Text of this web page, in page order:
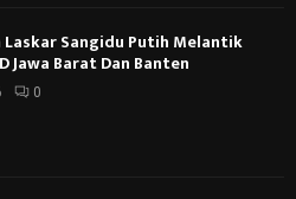
Laskar Sangidu Putih Melantik
Jawa Barat Dan Banten
0